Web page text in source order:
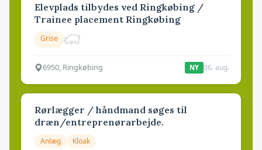
Elevplads tilbydes ved Ringkøbing /
Trainee placement Ringkøbing
Grise
6950, Ringkøbing NY 06. aug.
Rørlægger / håndmand søges til
dræn/entreprenørarbejde.
Anlæg Kloak